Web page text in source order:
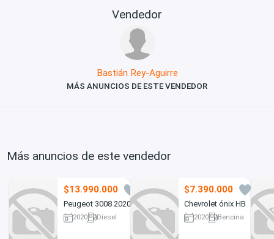
Vendedor
Bastián Rey-Aguirre
MÁS ANUNCIOS DE ESTE VENDEDOR
Más anuncios de este vendedor
$13.990.000
1
Peugeot 3008 2020
2020
Diesel
$7.390.000
Chevrolet ónix HB
2020
Bencina